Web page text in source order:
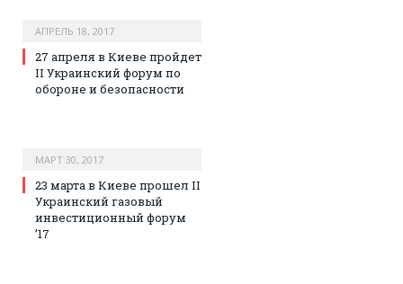
АПРЕЛЬ 18, 2017
27 апреля в Киеве пройдет
II Украинский форум по
обороне и безопасности
МАРТ 30, 2017
23 марта в Киеве прошел II
Украинский газовый
инвестиционный форум
’17